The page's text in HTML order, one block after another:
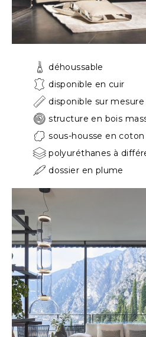
déhoussable
disponible en cuir
disponible sur mesure
structure en bois
sous-housse en
polyuréthanes à
dossier en plume